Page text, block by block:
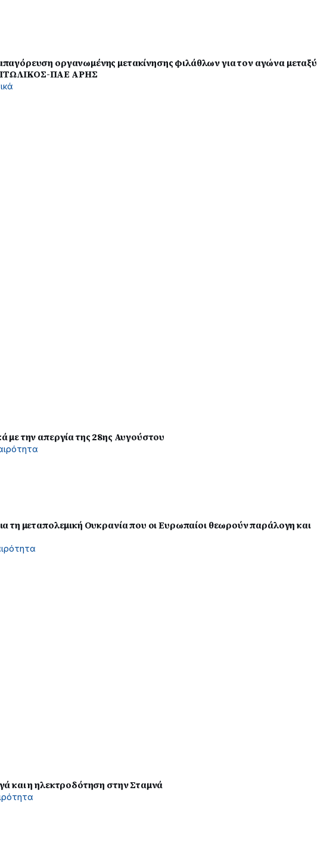
οργανωμένης μετακίνησης φιλάθλων για τον αγώνα μεταξύ
ΠΑΕ ΑΡΗΣ
με την απεργία της 28ης Αυγούστου
τη μεταπολεμική Ουκρανία που οι Ευρωπαίοι θεωρούν παράλογη και
και η ηλεκτροδότηση στην Σταμνά